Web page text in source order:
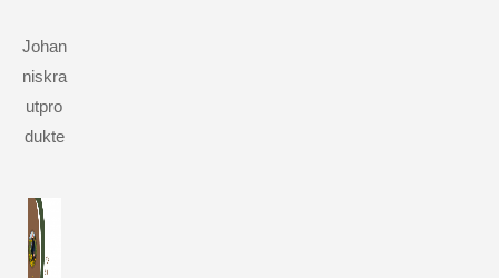
Johan
niskra
utpro
dukte